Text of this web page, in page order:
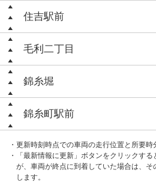
住吉駅前
毛利二丁目
錦糸堀
錦糸町駅前
・更新時刻時点での車両の走行位置と所要時
・「最新情報に更新」ボタンをクリックす
が、車両が終点に到着していた場合は、
します。